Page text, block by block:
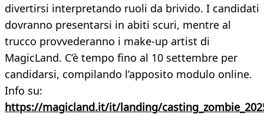
divertirsi interpretando ruoli da brivido. I candidati
dovranno presentarsi in abiti scuri, mentre al
trucco provvederanno i make-up artist di
MagicLand. C’è tempo fino al 10 settembre per
candidarsi, compilando l’apposito modulo online.
Info su:
https://magicland.it/it/landing/